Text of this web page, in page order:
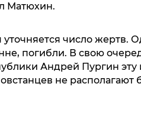
Матюхин.
число жертв.
погибли. В свою
Андрей Пургин
не располагают